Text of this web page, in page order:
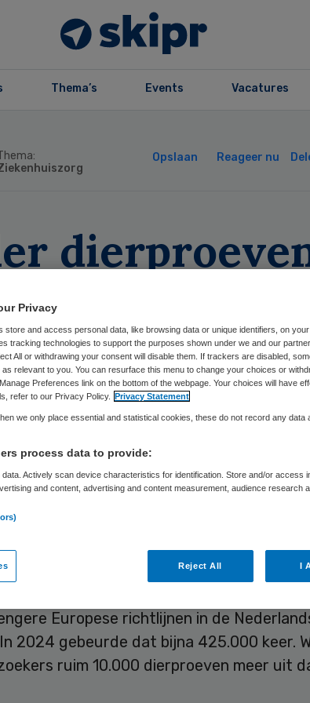
Thema’s Events Vacatures
Opslaan Reageer nu
na herziene
meer dan in
Redactie 15 juni 2026 16:13 626 keer gelezen
ongeveer 20 procent minder
in 2015, toen de Wet op de dierproeven
meldt het Nationaal Comité advies
Europese richtlijnen in de
2024 gebeurde dat bijna 425.000 keer.
ruim 10.000 dierproeven meer uit
Privacy
store and access personal data, like browsing data or unique identifiers, on your
tracking technologies to support the purposes shown under we and our
All or withdrawing your consent will disable them. If trackers are disabled,
relevant to you. You can resurface this menu to change your choices or
Preferences link on the bottom of the webpage. Your choices will have
refer to our Privacy Policy. Privacy Statement
we only place essential and statistical cookies, these do not record any data
process data to provide:
Actively scan device characteristics for identification. Store and/or access
and content, advertising and content measurement, audience research
Reject All I